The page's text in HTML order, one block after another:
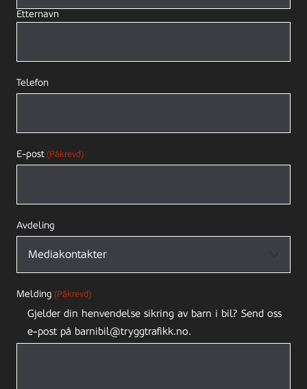
Etternavn
Telefon
E-post (Påkrevd)
Avdeling
Melding (Påkrevd)
Gjelder din henvendelse sikring av barn i bil? Send oss
e-post på barnibil@tryggtrafikk.no.